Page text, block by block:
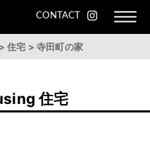
CONTACT
住宅 >寺田町の家
住宅